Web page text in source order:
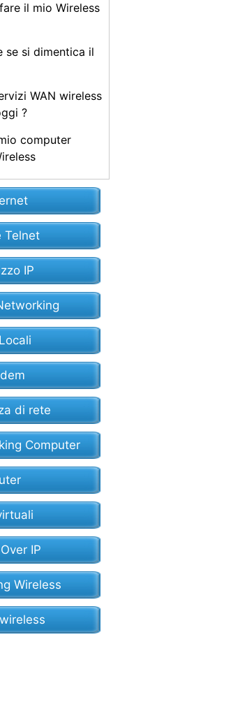
il mio Wireless
se si dimentica il
WAN wireless
?
computer
Telnet
IP
di rete
Computer
IP
Wireless